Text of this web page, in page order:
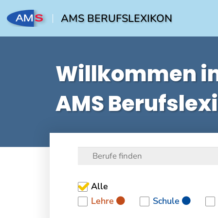
AMS BERUFSLEXIKON
Willkommen
AMS
Alle
Lehre
Schule